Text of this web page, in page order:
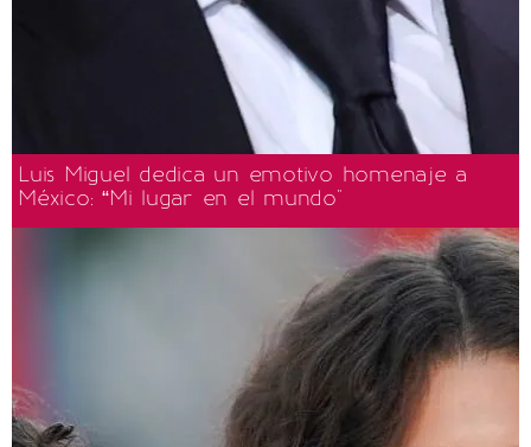
Luis Miguel dedica un emotivo homenaje a
México: “Mi lugar en el mundo"